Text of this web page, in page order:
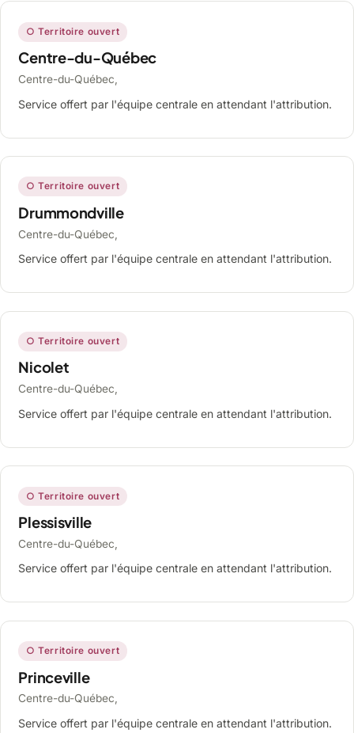
○ Territoire ouvert
Centre-du-Québec
Centre-du-Québec,
Service offert par l'équipe centrale en attendant l'attribution.
○ Territoire ouvert
Drummondville
Centre-du-Québec,
Service offert par l'équipe centrale en attendant l'attribution.
○ Territoire ouvert
Nicolet
Centre-du-Québec,
Service offert par l'équipe centrale en attendant l'attribution.
○ Territoire ouvert
Plessisville
Centre-du-Québec,
Service offert par l'équipe centrale en attendant l'attribution.
○ Territoire ouvert
Princeville
Centre-du-Québec,
Service offert par l'équipe centrale en attendant l'attribution.